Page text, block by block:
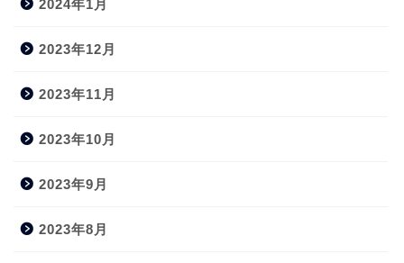
2024年1月
2023年12月
2023年11月
2023年10月
2023年9月
2023年8月